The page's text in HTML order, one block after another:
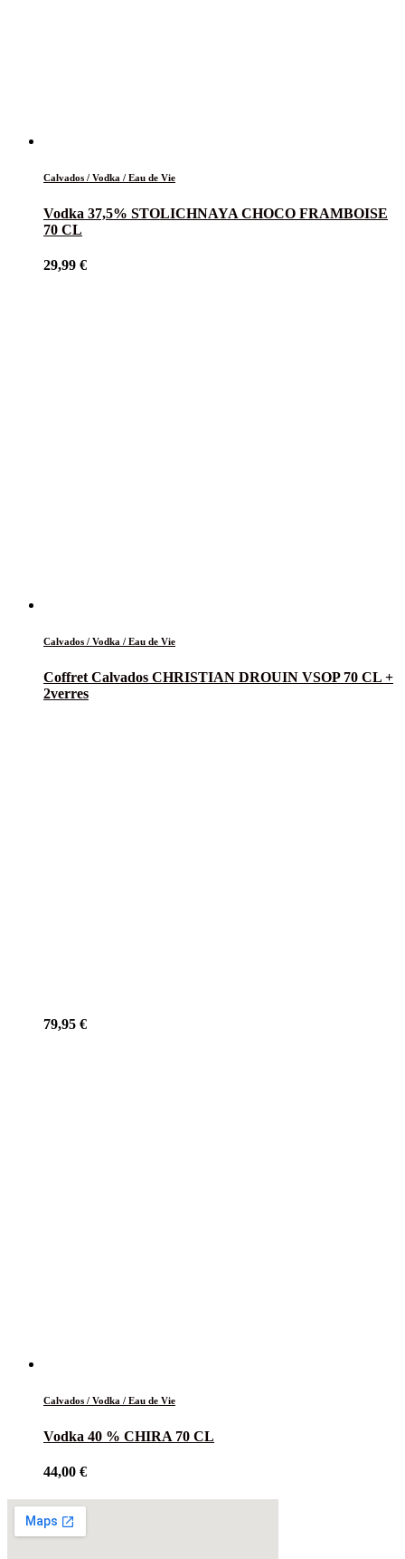
Calvados / Vodka / Eau de Vie
Vodka 37,5% STOLICHNAYA CHOCO FRAMBOISE
70 CL
29,99 €
Calvados / Vodka / Eau de Vie
Coffret Calvados CHRISTIAN DROUIN VSOP 70 CL +
2verres
79,95 €
Calvados / Vodka / Eau de Vie
Vodka 40 % CHIRA 70 CL
44,00 €